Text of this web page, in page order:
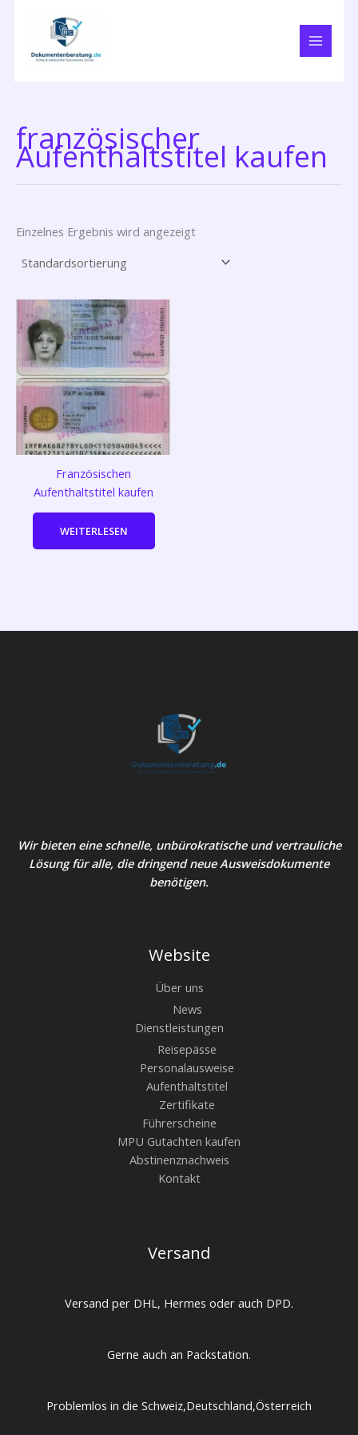
französischer
Aufenthaltstitel kaufen
Einzelnes Ergebnis wird angezeigt
Französischen
Aufenthaltstitel kaufen
WEITERLESEN
Wir bieten eine schnelle, unbürokratische und vertrauliche
Lösung für alle, die dringend neue Ausweisdokumente
benötigen.
Website
Über uns
News
Dienstleistungen
Reisepässe
Personalausweise
Aufenthaltstitel
Zertifikate
Führerscheine
MPU Gutachten kaufen
Abstinenznachweis
Kontakt
Versand
Versand per DHL, Hermes oder auch DPD.
Gerne auch an Packstation.
Problemlos in die Schweiz,Deutschland,Österreich